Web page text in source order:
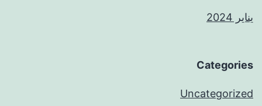
يناير 2024
Categories
Uncategorized